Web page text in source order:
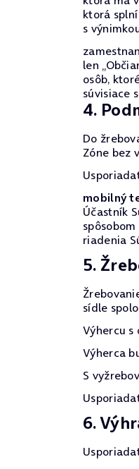
ktorá
s
len
osôb,
súvisiace
4.
Do
Zóne bez
mobilný
Účastník
riadenia
5.
sídle
Výhercu
Výherca
S
6.